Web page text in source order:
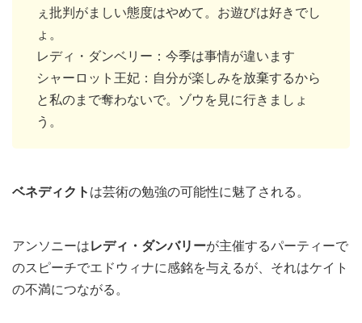
ぇ批判がましい態度はやめて。お遊びは好きでし
ょ。
レディ・ダンベリー：今季は事情が違います
シャーロット王妃：自分が楽しみを放棄するから
と私のまで奪わないで。ゾウを見に行きましょ
う。
ベネディクト は芸術の勉強の可能性に魅了される。
アンソニーはレディ・ダンバリーが主催するパーティーで
のスピーチでエドウィナに感銘を与えるが、それはケイト
の不満につながる。